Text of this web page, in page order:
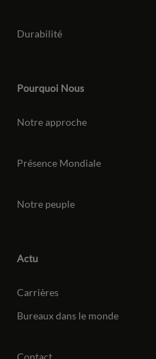
Durabilité
Pourquoi Nous
Notre approche
Présence Mondiale
Notre peuple
Actu
Carrières
Bureaux dans le monde